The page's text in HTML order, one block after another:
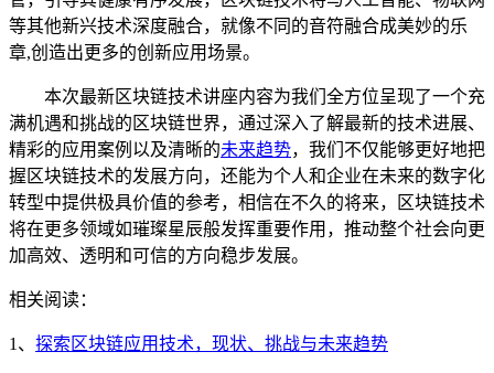
等其他新兴技术深度融合，就像不同的音符融合成美妙的乐
章,创造出更多的创新应用场景。
本次最新区块链技术讲座内容为我们全方位呈现了一个充
满机遇和挑战的区块链世界，通过深入了解最新的技术进展、
精彩的应用案例以及清晰的未来趋势，我们不仅能够更好地把
握区块链技术的发展方向，还能为个人和企业在未来的数字化
转型中提供极具价值的参考，相信在不久的将来，区块链技术
将在更多领域如璀璨星辰般发挥重要作用，推动整个社会向更
加高效、透明和可信的方向稳步发展。
相关阅读：
1、 探索区块链应用技术，现状、挑战与未来趋势